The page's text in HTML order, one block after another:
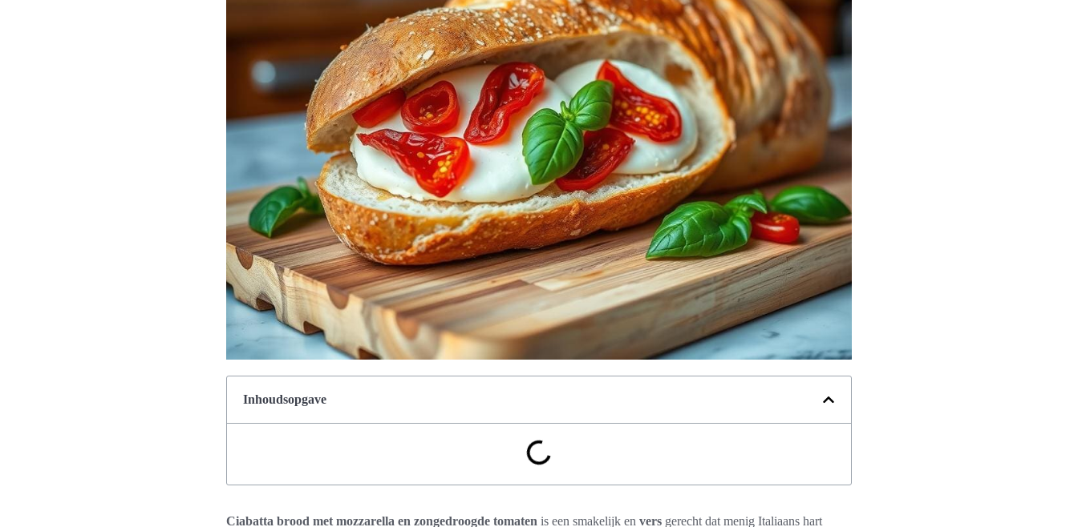
Inhoudsopgave
Ciabatta brood met mozzarella en zongedroogde tomaten is een smakelijk en vers gerecht dat menig Italiaans hart